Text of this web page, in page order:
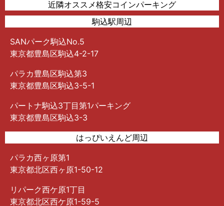
近隣オススメ格安コインパーキング
駒込駅周辺
SANパーク駒込No.5
東京都豊島区駒込4-2-17
パラカ豊島区駒込第3
東京都豊島区駒込3-5-1
パートナ駒込3丁目第1パーキング
東京都豊島区駒込3-3
はっぴいえんど周辺
パラカ西ヶ原第1
東京都北区西ヶ原1-50-12
リパーク西ケ原1丁目
東京都北区西ケ原1-59-5